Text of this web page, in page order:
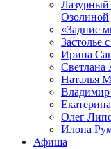
Лазурный
Озолиной
«Задние
Застолье
Ирина
Светлана
Наталья
Олег
Илона
Афиша